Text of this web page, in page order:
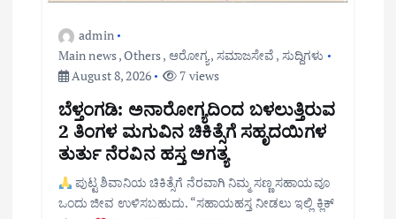
admin
Main news,Others, ಆರೋಗ್ಯ, ಸಮಾಜಸೇವೆ , ಸುದ್ದಿಗಳು
August 8, 2026
7 views
ಬೆಳ್ತಂಗಡಿ: ಅನಾರೋಗ್ಯದಿಂದ ಬಳಲುತ್ತಿರುವ
2 ತಿಂಗಳ ಮಗುವಿನ ಚಿಕಿತ್ಸೆಗೆ ಸಹೃದಯಿಗಳ
ತುರ್ತು ನೆರವಿನ ಹಸ್ತ ಅಗತ್ಯ
ಪುಟ್ಟ ಶಿವಾನಿಯ ಚಿಕಿತ್ಸೆಗೆ ನೆರವಾಗಿ ನಿಮ್ಮ ಸಣ್ಣ ಸಹಾಯವೂ
ಒಂದು ಜೀವ ಉಳಿಸಬಹುದು. “ಸಹಾಯಹಸ್ತ ನೀಡಲು ಇಲ್ಲಿ ಕ್ಲಿಕ್